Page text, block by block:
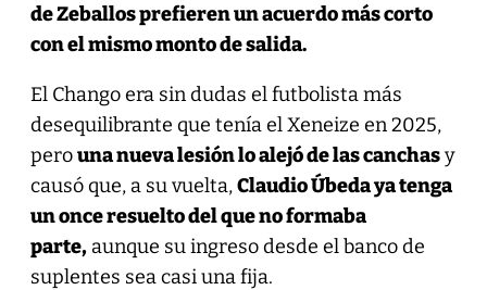
de Zeballos prefieren un acuerdo más corto
con el mismo monto de salida.
El Chango era sin dudas el futbolista más
desequilibrante que tenía el Xeneize en 2025,
perouna nueva lesión lo alejó de las canchasy
causó que, a su vuelta,Claudio Úbeda ya tenga
un once resuelto del que no formaba
parte,aunque su ingreso desde el banco de
suplentes sea casi una fija.